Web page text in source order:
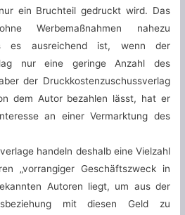
ein Bruchteil gedruckt wird. Das
Werbemaßnahmen nahezu
es ausreichend ist, wenn der
nur eine geringe Anzahl des
der Druckkostenzuschussverlag
dem Autor bezahlen lässt, hat er
an einer Vermarktung des
handeln deshalb eine Vielzahl
„vorrangiger Geschäftszweck in
Autoren liegt, um aus der
mit diesen Geld zu